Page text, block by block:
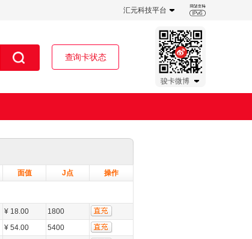
汇元科技平台
查询卡状态
骏卡微博
面值 J点 操作
¥ 18.00
1800
¥ 54.00
5400